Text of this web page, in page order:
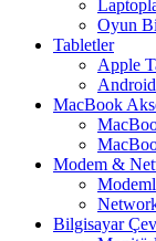
Oyun
Tabletler
Apple
MacBook
Modem &
Bilgisayar